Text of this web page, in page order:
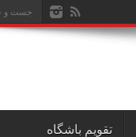
تقویم باشگاه